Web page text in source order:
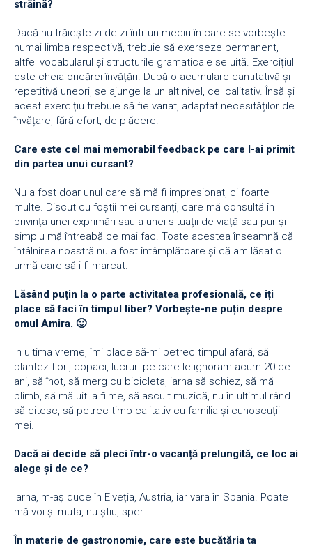
străină?
Dacă nu trăiește zi de zi într-un mediu în care se vorbește
numai limba respectivă, trebuie să exerseze permanent,
altfel vocabularul și structurile gramaticale se uită. Exercițiul
este cheia oricărei învățări. După o acumulare cantitativă și
repetitivă uneori, se ajunge la un alt nivel, cel calitativ. Însă și
acest exercițiu trebuie să fie variat, adaptat necesităților de
învățare, fără efort, de plăcere.
Care este cel mai memorabil feedback pe care l-ai primit
din partea unui cursant?
Nu a fost doar unul care să mă fi impresionat, ci foarte
multe. Discut cu foștii mei cursanți, care mă consultă în
privința unei exprimări sau a unei situații de viață sau pur și
simplu mă întreabă ce mai fac. Toate acestea înseamnă că
întâlnirea noastră nu a fost întâmplătoare și că am lăsat o
urmă care să-i fi marcat.
Lăsând puțin la o parte activitatea profesională, ce iți
place să faci în timpul liber? Vorbește-ne puțin despre
omul Amira. 🙂
In ultima vreme, îmi place să-mi petrec timpul afară, să
plantez flori, copaci, lucruri pe care le ignoram acum 20 de
ani, să înot, să merg cu bicicleta, iarna să schiez, să mă
plimb, să mă uit la filme, să ascult muzică, nu în ultimul rând
să citesc, să petrec timp calitativ cu familia și cunoscuții
mei.
Dacă ai decide să pleci într-o vacanță prelungită, ce loc ai
alege și de ce?
Iarna, m-aș duce în Elveția, Austria, iar vara în Spania. Poate
mă voi și muta, nu știu, sper…
În materie de gastronomie, care este bucătăria ta